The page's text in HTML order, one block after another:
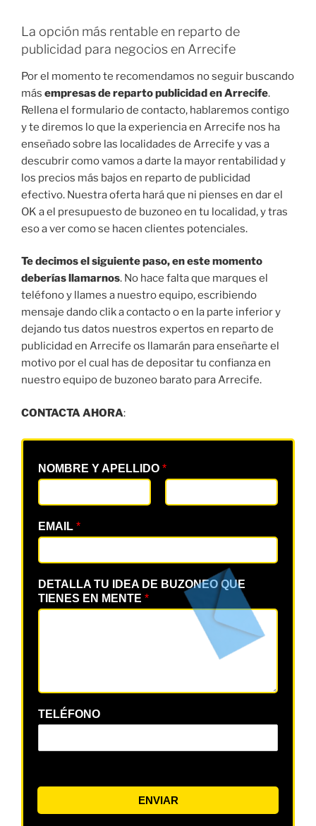
La opción más rentable en reparto de
publicidad para negocios en Arrecife
Por el momento te recomendamos no seguir buscando
más empresas de reparto publicidad en Arrecife.
Rellena el formulario de contacto, hablaremos contigo
y te diremos lo que la experiencia en Arrecife nos ha
enseñado sobre las localidades de Arrecife y vas a
descubrir como vamos a darte la mayor rentabilidad y
los precios más bajos en reparto de publicidad
efectivo. Nuestra oferta hará que ni pienses en dar el
OK a el presupuesto de buzoneo en tu localidad, y tras
eso a ver como se hacen clientes potenciales.
Te decimos el siguiente paso, en este momento
deberías llamarnos. No hace falta que marques el
teléfono y llames a nuestro equipo, escribiendo
mensaje dando clik a contacto o en la parte inferior y
dejando tus datos nuestros expertos en reparto de
publicidad en Arrecife os llamarán para enseñarte el
motivo por el cual has de depositar tu confianza en
nuestro equipo de buzoneo barato para Arrecife.
CONTACTA AHORA:
NOMBRE Y APELLIDO *
EMAIL *
DETALLA TU IDEA DE BUZONEO QUE
TIENES EN MENTE *
TELÉFONO
ENVIAR